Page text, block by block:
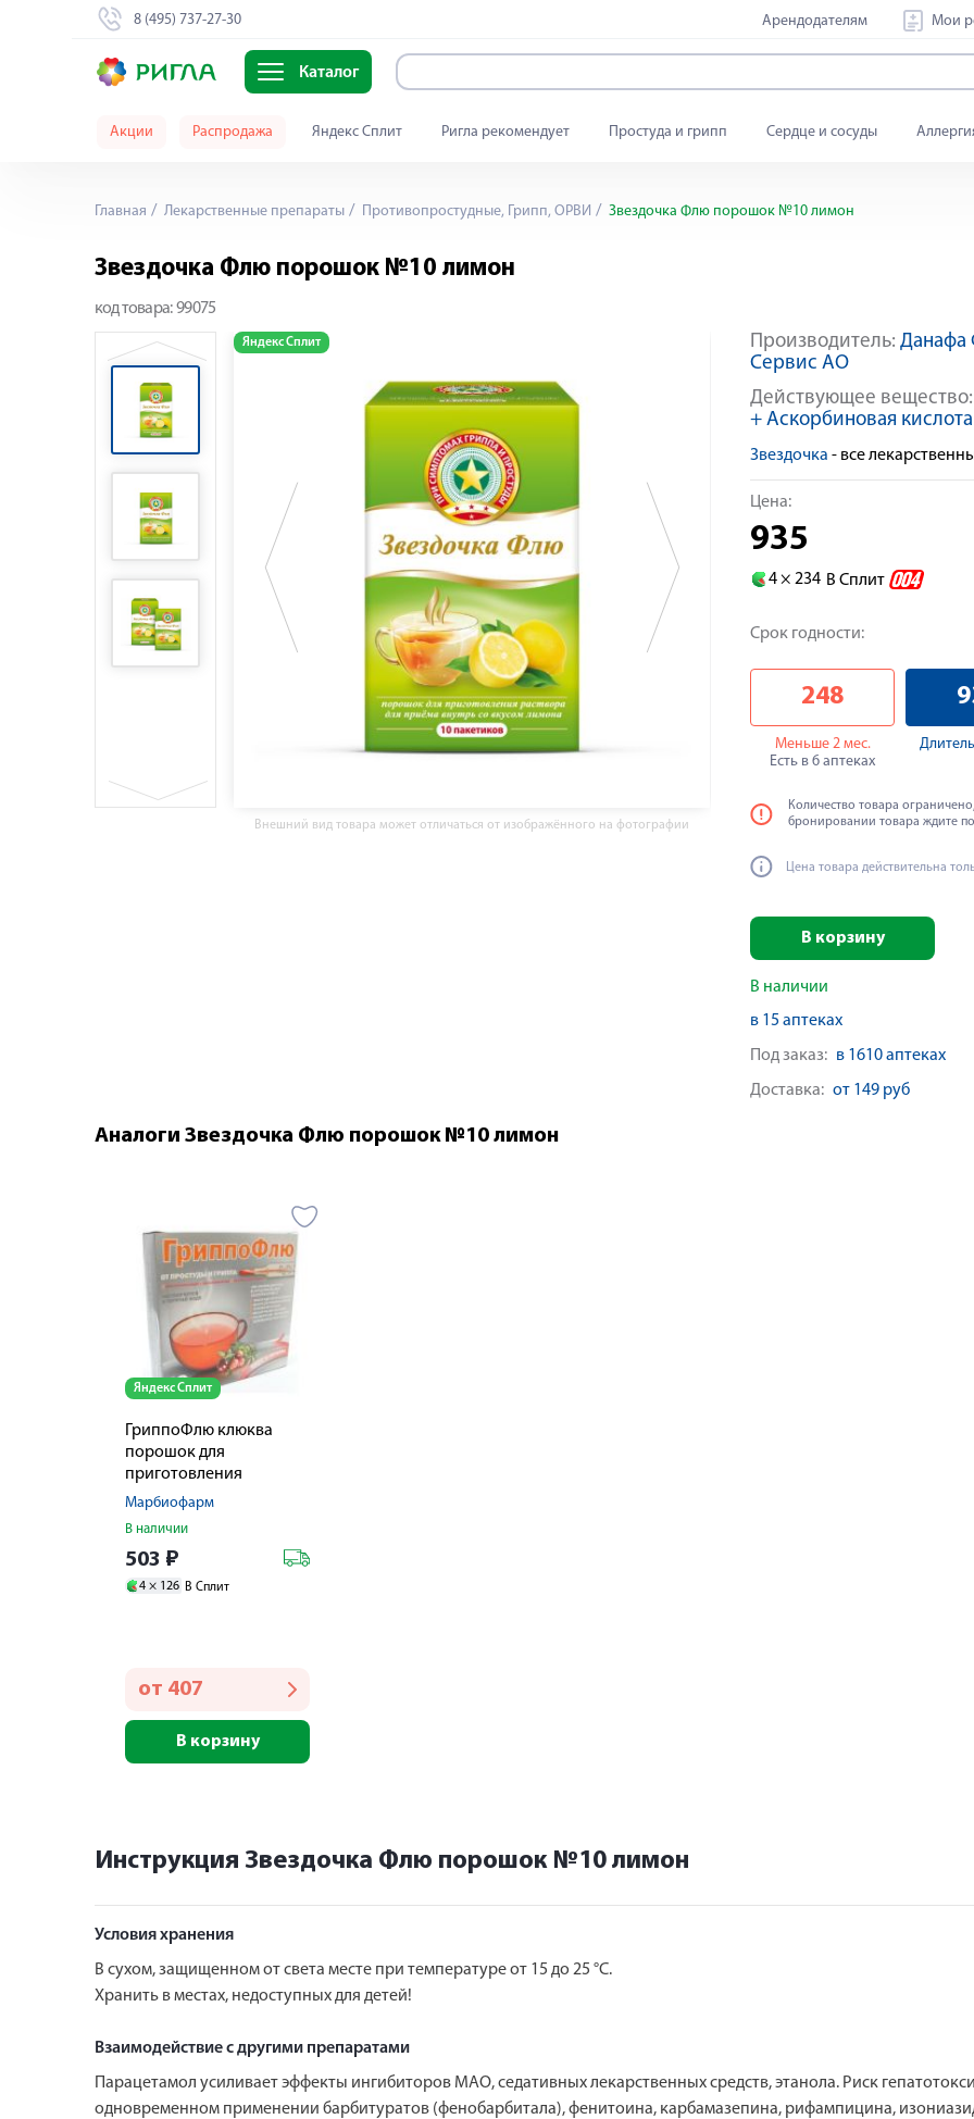
8 (495) 737-27-30 Арендодателям Мои
Каталог
Акции Распродажа Яндекс Сплит Ригла рекомендует Простуда и грипп Сердце и сосуды
Главная Лекарственные препараты Противопростудные, Грипп, ОРВИ Звездочка Флю порошок №10 лимон
Звездочка Флю порошок №10 лимон
код товара: 99075
Яндекс Сплит Яндекс Сплит
Внешний вид товара может отличаться от изображённого на фотографии
Производитель: Данафа
Сервис АО
Действующее вещество:
+ Аскорбиновая кислота
Звездочка - все
Цена:
935
4 × 234 В Сплит
Срок годности:
248
Меньше 2 мес.
Есть в 6 аптеках
Количество товара
бронировании товара ждите
Цена товара действительна
В корзину
В наличии
в 15 аптеках
Под заказ: в 1610 аптеках
Доставка: от 149 руб
Аналоги Звездочка Флю порошок №10 лимон
Яндекс Сплит
ГриппоФлю клюква
порошок для
приготовления
раствора 13г №10
Марбиофарм
В наличии
503 ₽
4 × 126 В Сплит
от 407
В корзину
Инструкция Звездочка Флю порошок №10 лимон
Условия хранения
В сухом, защищенном от света месте при температуре от 15 до 25 °С.
Хранить в местах, недоступных для детей!
Взаимодействие с другими препаратами
Парацетамол усиливает эффекты ингибиторов МАО, седативных лекарственных средств, этанола. Риск
одновременном применении барбитуратов (фенобарбитала), фенитоина, карбамазепина, рифампицина,